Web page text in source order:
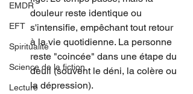
EMDR
EFT
Spiritualité
Science de la fiction
Lecture
douleur reste identique ou
s'intensifie, empêchant tout retour
à la vie quotidienne. La personne
reste "coincée" dans une étape du
deuil (souvent le déni, la colère ou
la dépression).